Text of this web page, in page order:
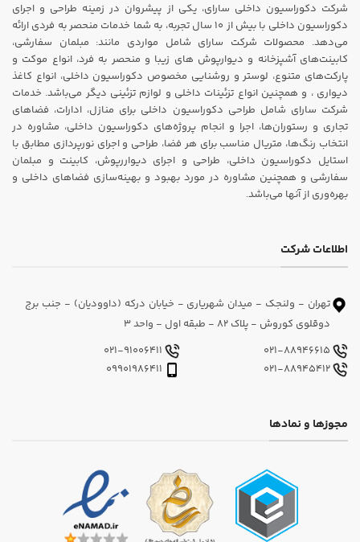
شرکت دکوراسیون داخلی سارای، یکی از پیشروان در زمینه طراحی و اجرای
دکوراسیون داخلی با بیش از ۱۰ سال تجربه، به شما خدمات منحصر به فردی ارائه
می‌دهد. محصولات شرکت سارای شامل مواردی مانند: مبلمان سفارشی،
کابینت‌های آشپزخانه و دیوارپوش های زیبا و منحصر به فرد، انواع موکت و
پارکت‌های متنوع، لوستر و روشنایی مخصوص دکوراسیون داخلی، انواع کاغذ
دیواری ، و همچنین انواع تزئینات داخلی و لوازم تزئینی دیگر می‌باشد. خدمات
شرکت سارای شامل طراحی دکوراسیون داخلی برای منازل، ادارات، فضاهای
تجاری و رستوران‌ها، اجرا و انجام پروژه‌های دکوراسیون داخلی، مشاوره در
انتخاب رنگ‌ها، متریال مناسب برای هر فضا، طراحی و اجرای نورپردازی مطابق با
استایل دکوراسیون داخلی، طراحی و اجرای دیواررپوش، کابینت و مبلمان
سفارشی و همچنین مشاوره در مورد بهبود و بهینه‌سازی فضاهای داخلی و
بهره‌وری از آنها می‌باشد.
اطلاعات شرکت
تهران - ولنجک - میدان شهریاری - خیابان درکه (داوودیان) - جنب برج
دوقلوی کوروش - پلاک 82 - طبقه اول - واحد 3
مجوزها و نمادها